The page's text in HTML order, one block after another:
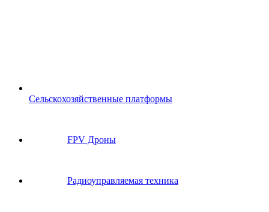
Сельскохозяйственные платформы
FPV Дроны
Радиоуправляемая техника